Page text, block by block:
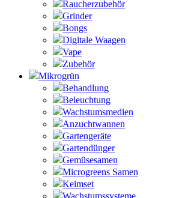
Raucherzubehör
Grinder
Bongs
Digitale Waagen
Vape
Zubehör
Mikrogrün
Behandlung
Beleuchtung
Wachstumsmedien
Anzuchtwannen
Gartengeräte
Gartendünger
Gemüsesamen
Microgreens Samen
Keimset
Wachstumssysteme